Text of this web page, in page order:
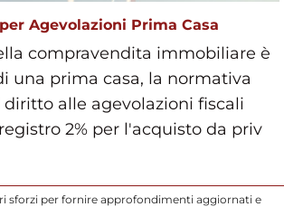
Agevolazioni Prima Casa
compravendita immobiliare è
una prima casa, la normativa
diritto alle agevolazioni fiscali
2% per l'acquisto da priv
sforzi per fornire approfondimenti aggiornati e